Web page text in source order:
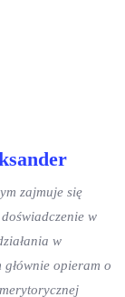
zajmuje się
w
w
opieram o